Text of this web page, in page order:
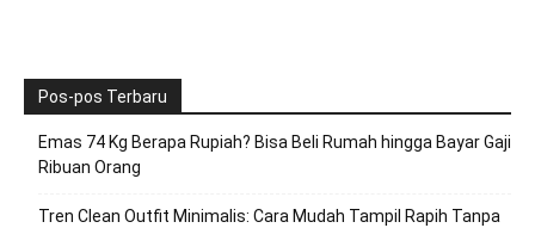
Pos-pos Terbaru
Emas 74 Kg Berapa Rupiah? Bisa Beli Rumah hingga Bayar Gaji
Ribuan Orang
Tren Clean Outfit Minimalis: Cara Mudah Tampil Rapih Tanpa